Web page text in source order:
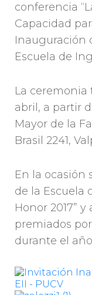
conferencia
Capacidad
Inauguración
Escuela de
La ceremonia
abril, a partir
Mayor de la
Brasil 2241,
En la ocasión
de la Escuela
Honor 2017”
premiados
durante el año